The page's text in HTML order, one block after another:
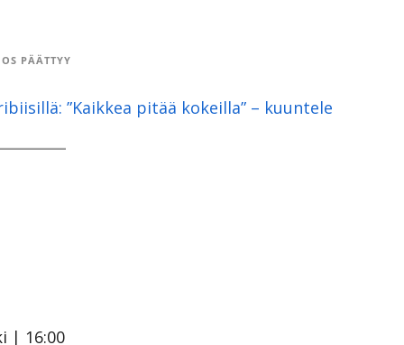
PÄÄTTYY
”Kaikkea pitää kokeilla” – kuuntele
| 16:00